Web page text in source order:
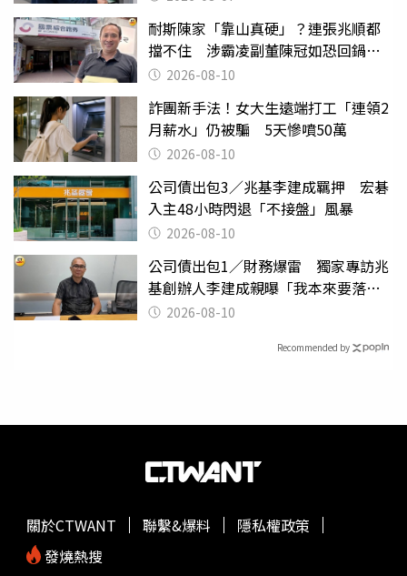
耐斯陳家「靠山真硬」？連張兆順都
擋不住 涉霸凌副董陳冠如恐回鍋國
票證2026-08-10
詐團新手法！女大生遠端打工「連領2
月薪水」仍被騙 5天慘噴50萬
2026-08-10
公司債出包3／兆基李建成羈押 宏碁
入主48小時閃退「不接盤」風暴
2026-08-10
公司債出包1／財務爆雷 獨家專訪兆
基創辦人李建成親曝「我本來要落
跑」2026-08-10
Recommended by
關於CTWANT 聯繫&爆料
隱私權政策
發燒熱搜